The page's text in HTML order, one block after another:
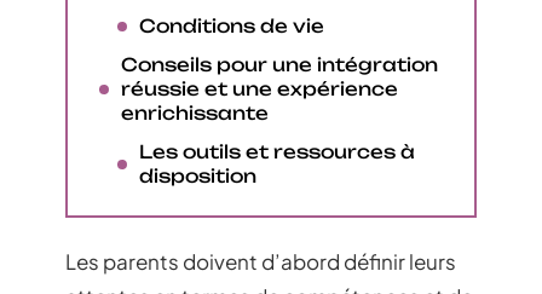
Conditions de vie
Conseils pour une intégration
réussie et une expérience
enrichissante
Les outils et ressources à
disposition
Les parents doivent d’abord définir leurs